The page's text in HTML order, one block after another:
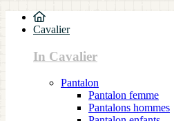
Cavalier
In Cavalier
Pantalon
Pantalon femme
Pantalons hommes